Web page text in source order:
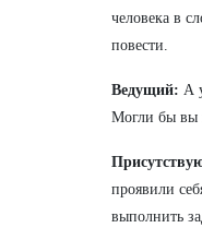
человека в
повести.
Ведущий: А
Могли бы вы
проявили
выполнить